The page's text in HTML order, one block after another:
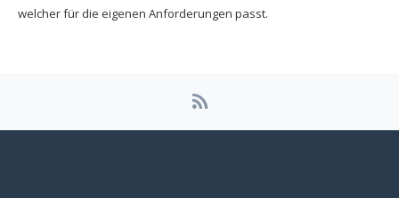
welcher für die eigenen Anforderungen passt.